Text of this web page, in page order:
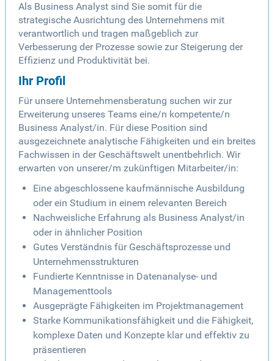
Als Business Analyst sind Sie somit für die
strategische Ausrichtung des Unternehmens mit
verantwortlich und tragen maßgeblich zur
Verbesserung der Prozesse sowie zur Steigerung der
Effizienz und Produktivität bei.
Ihr Profil
Für unsere Unternehmensberatung suchen wir zur
Erweiterung unseres Teams eine/n kompetente/n
Business Analyst/in. Für diese Position sind
ausgezeichnete analytische Fähigkeiten und ein breites
Fachwissen in der Geschäftswelt unentbehrlich. Wir
erwarten von unserer/m zukünftigen Mitarbeiter/in:
Eine abgeschlossene kaufmännische Ausbildung
oder ein Studium in einem relevanten Bereich
Nachweisliche Erfahrung als Business Analyst/in
oder in ähnlicher Position
Gutes Verständnis für Geschäftsprozesse und
Unternehmensstrukturen
Fundierte Kenntnisse in Datenanalyse- und
Managementtools
Ausgeprägte Fähigkeiten im Projektmanagement
Starke Kommunikationsfähigkeit und die Fähigkeit,
komplexe Daten und Konzepte klar und effektiv zu
präsentieren